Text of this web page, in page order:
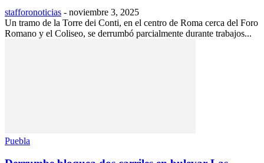
stafforonoticias - noviembre 3, 2025
Un tramo de la Torre dei Conti, en el centro de Roma cerca del Foro
Romano y el Coliseo, se derrumbó parcialmente durante trabajos...
Puebla